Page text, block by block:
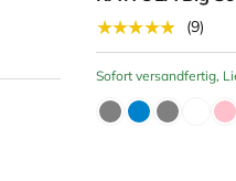
★★★★★
(9)
Sofort versandfertig,